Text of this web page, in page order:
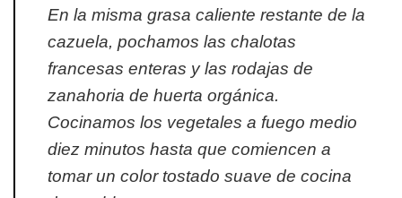
En la misma grasa caliente restante de la
cazuela, pochamos las chalotas
francesas enteras y las rodajas de
zanahoria de huerta orgánica.
Cocinamos los vegetales a fuego medio
diez minutos hasta que comiencen a
tomar un color tostado suave de cocina